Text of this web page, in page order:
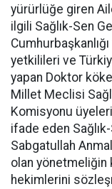
yürürlüğe giren
ilgili Sağlık-Sen
yetkilileri ve
yapan Doktor
Millet Meclisi
Komisyonu
ifade eden Sağlık-
Sabgatullah
olan yönetmeliğin
hekimlerini